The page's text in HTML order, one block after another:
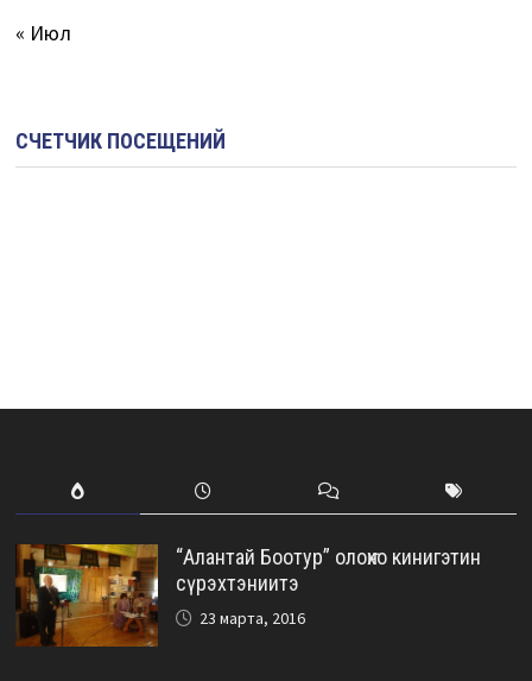
« Июл
СЧЕТЧИК ПОСЕЩЕНИЙ
“Алантай Боотур” олоҥхо кинигэтин
сүрэхтэниитэ
23 марта, 2016